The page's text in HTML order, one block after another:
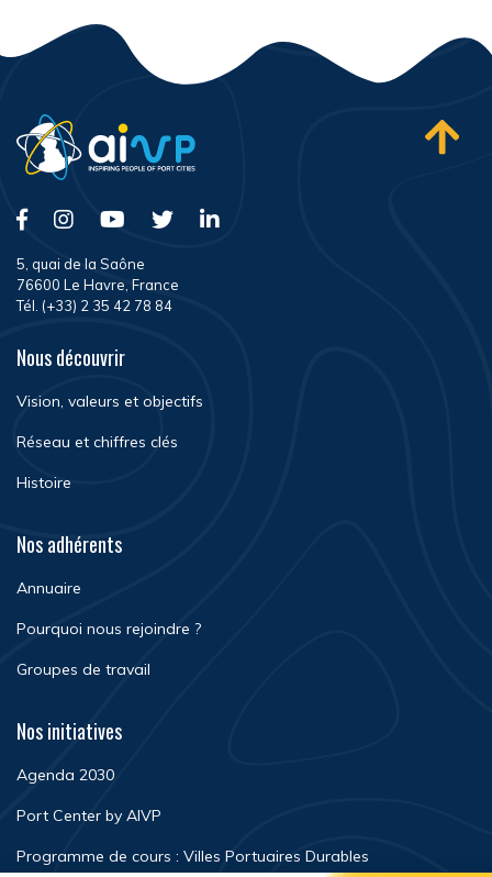
5, quai de la Saône
76600 Le Havre, France
Tél. (+33) 2 35 42 78 84
Nous découvrir
Vision, valeurs et objectifs
Réseau et chiffres clés
Histoire
Nos adhérents
Annuaire
Pourquoi nous rejoindre ?
Groupes de travail
Nos initiatives
Agenda 2030
Port Center by AIVP
Programme de cours : Villes Portuaires Durables